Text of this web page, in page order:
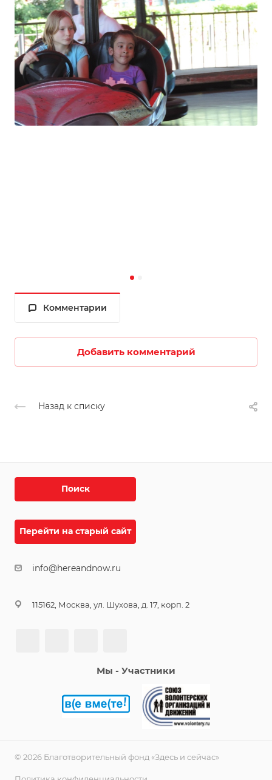
Комментарии
Добавить комментарий
Назад к списку
Поиск
Перейти на старый сайт
info@hereandnow.ru
115162, Москва, ул. Шухова, д. 17, корп. 2
Мы - Участники
© 2026 Благотворительный фонд «Здесь и сейчас»